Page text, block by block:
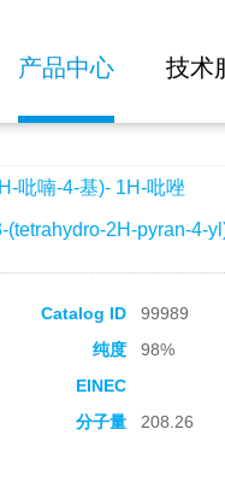
产品中心 技术
吡喃-4-基)- 1H-吡唑
2H-pyran-4-
Catalog ID 99989
纯度
98%
EINEC
分子量 208.26